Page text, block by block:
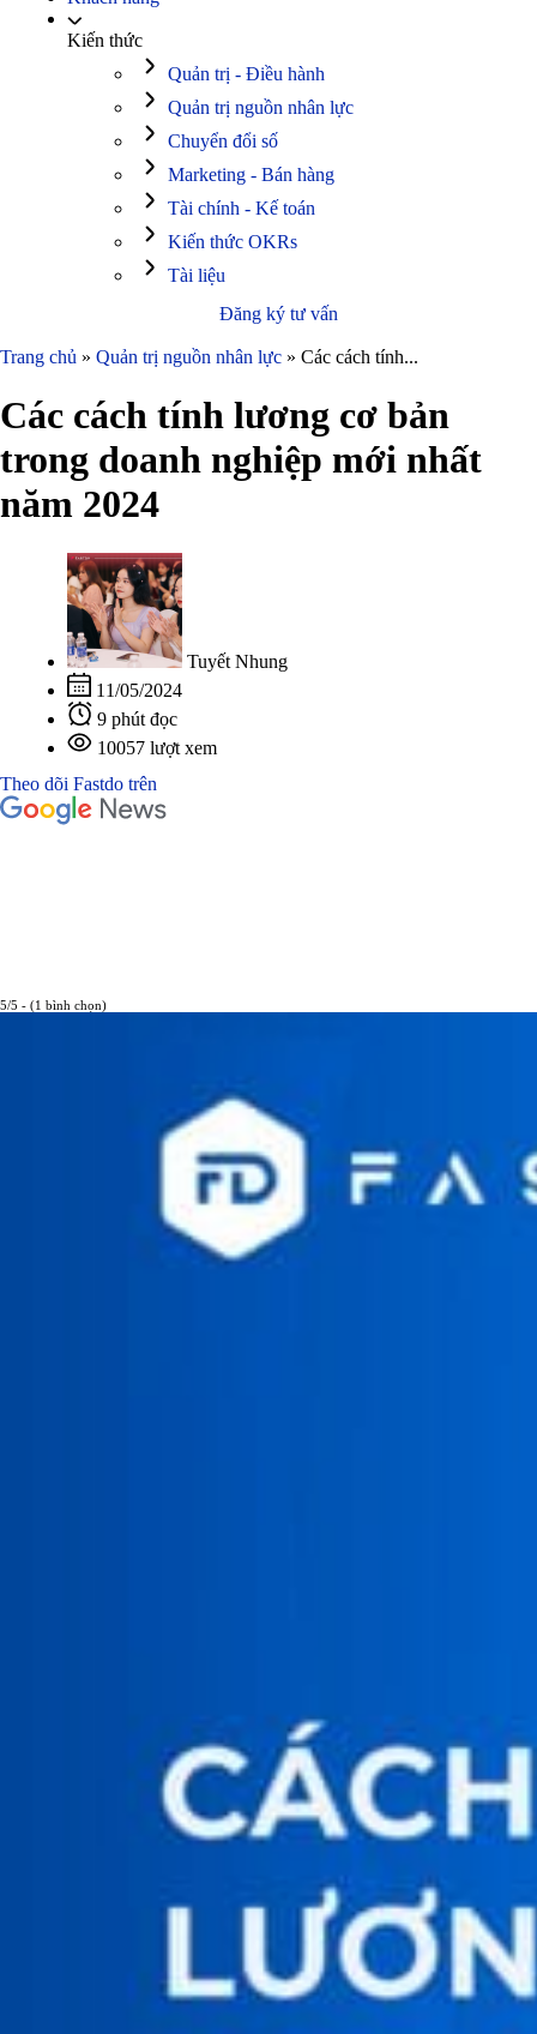
Kiến thức
Quản trị - Điều hành
Quản trị nguồn nhân lực
Chuyển đổi số
Marketing - Bán hàng
Tài chính - Kế toán
Kiến thức OKRs
Tài liệu
Đăng ký tư vấn
Trang chủ » Quản trị nguồn nhân lực » Các cách tính...
Các cách tính lương cơ bản
trong doanh nghiệp mới nhất
năm 2024
Tuyết Nhung
11/05/2024
9 phút đọc
10057 lượt xem
Theo dõi Fastdo trên
5/5 - (1 bình chọn)